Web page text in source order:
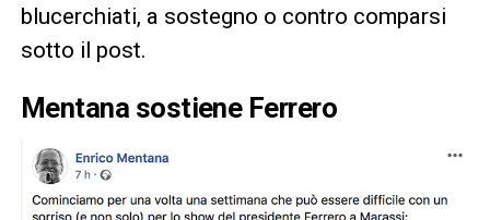
blucerchiati, a sostegno o contro comparsi
sotto il post.
Mentana sostiene Ferrero